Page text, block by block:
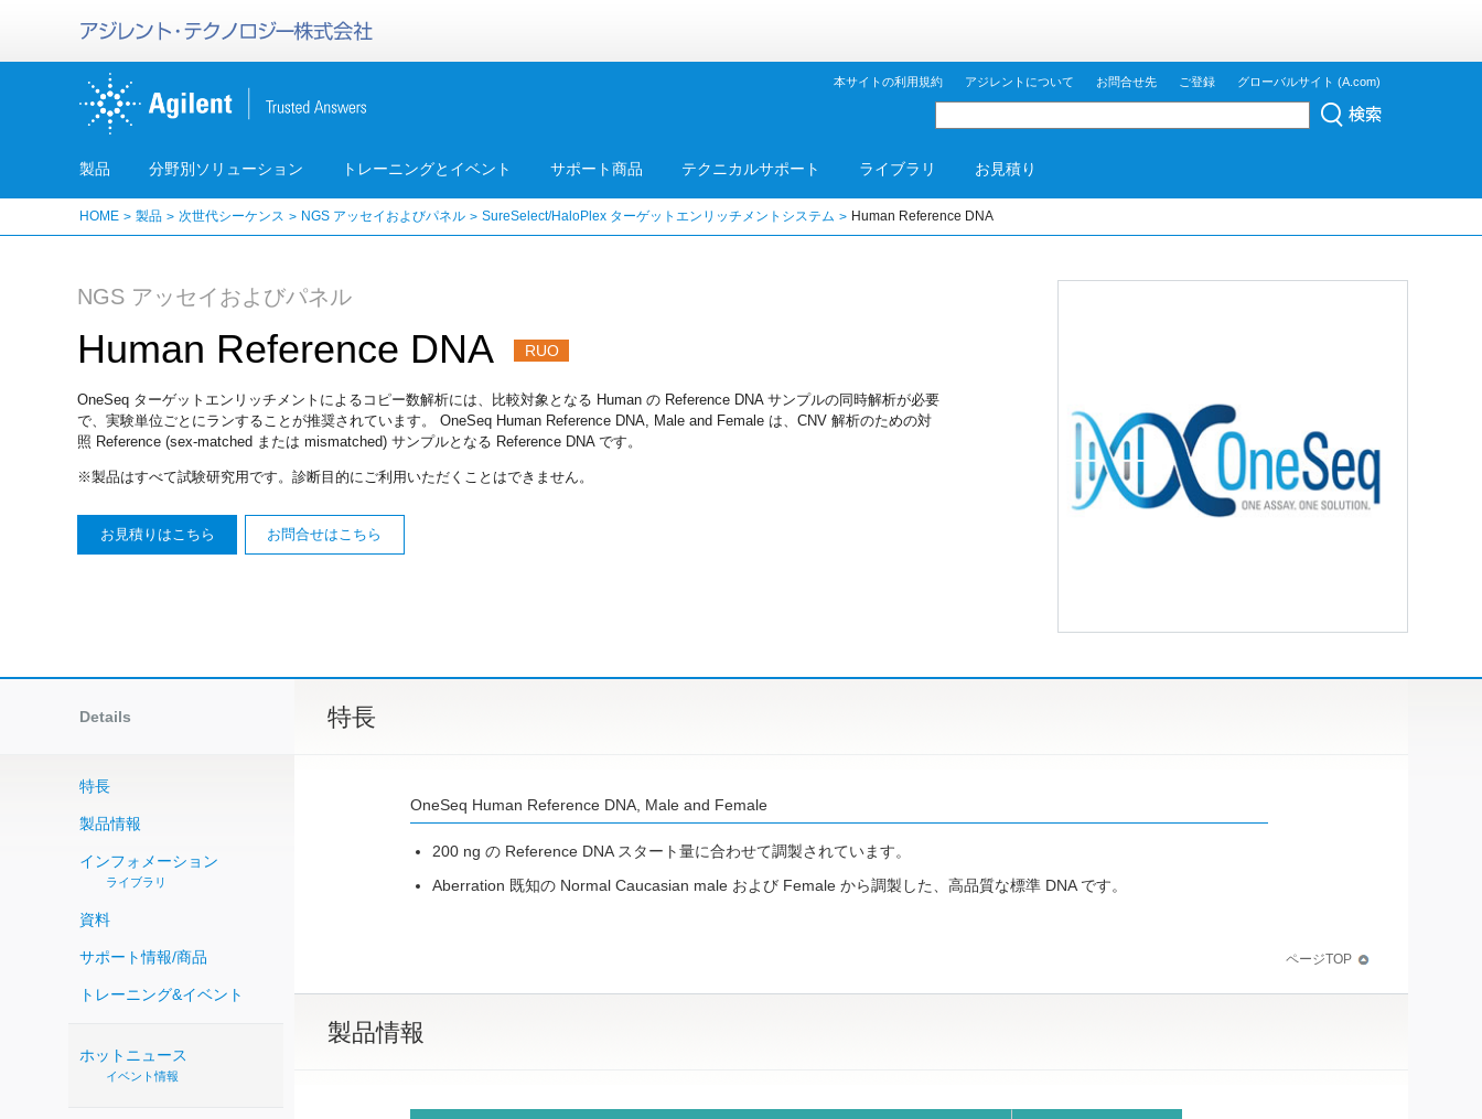
本サイトの利用規約 アジレントについて お問合せ先 ご登録 グローバルサイト (A.com)
製品 分野別ソリューション トレーニングとイベント サポート商品 テクニカルサポート ライブラリ お見積り
HOME 製品 次世代シーケンス NGS アッセイおよびパネル SureSelect/HaloPlex ターゲットエンリッチメントシステム Human Reference DNA
NGS アッセイおよびパネル
Human Reference DNA RUO
OneSeq ターゲットエンリッチメントによるコピー数解析には、比較対象となる Human の Reference DNA サンプルの同時解析が必要
で、実験単位ごとにランすることが推奨されています。 OneSeq Human Reference DNA, Male and Female は、CNV 解析のための対
照 Reference (sex-matched または mismatched) サンプルとなる Reference DNA です。
※製品はすべて試験研究用です。診断目的にご利用いただくことはできません。
お見積りはこちら お問合せはこちら
Details
特長
製品情報
インフォメーション
ライブラリ
資料
サポート情報/商品
トレーニング&イベント
ホットニュース
イベント情報
特長
OneSeq Human Reference DNA, Male and Female
200 ng の Reference DNA スタート量に合わせて調製されています。
Aberration 既知の Normal Caucasian male および Female から調製した、高品質な標準 DNA です。
ページTOP
製品情報